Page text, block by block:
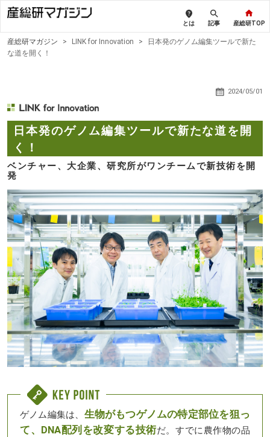
とは 記事 産総研TOP
産総研マガジン > LINK for Innovation >
日本発のゲノム編集ツールで新た
な道を開く！
2024/05/01
日本発のゲノム編集ツールで新たな道を開
く！
ベンチャー、大企業、研究所がワンチームで新技術を開
発
ゲノム編集は、 生物がもつゲノムの特定部位を狙っ
て、DNA配列を改変する技術だ。すでに農作物の品